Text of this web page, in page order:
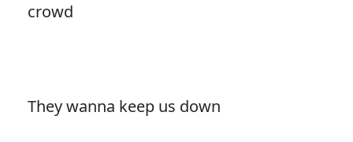
crowd
They wanna keep us down